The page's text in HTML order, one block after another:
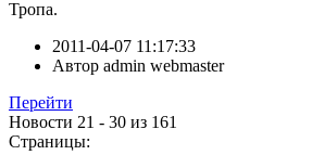
Тропа.
2011-04-07 11:17:33
Автор admin webmaster
Перейти
Новости 21 - 30 из 161
Страницы: